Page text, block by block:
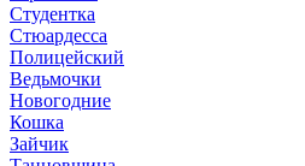
Студентка
Стюардесса
Полицейский
Ведьмочки
Новогодние
Кошка
Зайчик